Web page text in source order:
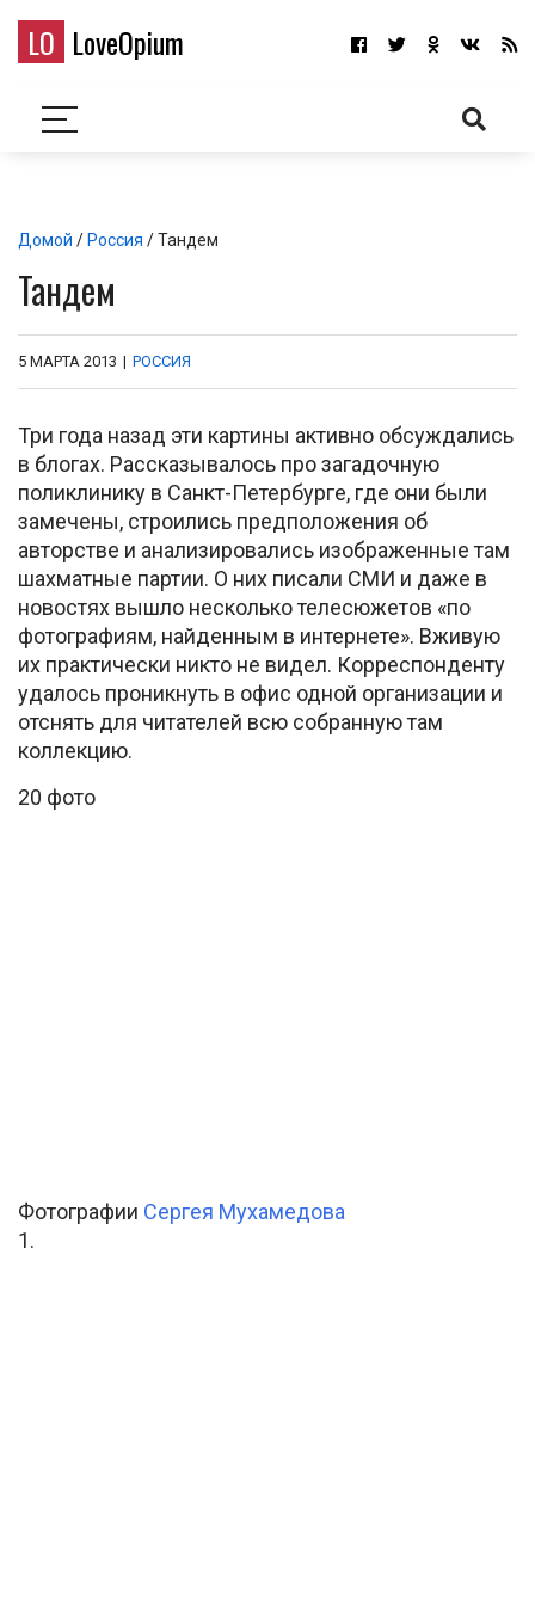
LO LoveOpium
Домой / Россия / Тандем
Тандем
5 МАРТА 2013 | РОССИЯ
Три года назад эти картины активно обсуждались
в блогах. Рассказывалось про загадочную
поликлинику в Санкт-Петербурге, где они были
замечены, строились предположения об
авторстве и анализировались изображенные там
шахматные партии. О них писали СМИ и даже в
новостях вышло несколько телесюжетов «по
фотографиям, найденным в интернете». Вживую
их практически никто не видел. Корреспонденту
удалось проникнуть в офис одной организации и
отснять для читателей всю собранную там
коллекцию.
20 фото
Фотографии Сергея Мухамедова
1.